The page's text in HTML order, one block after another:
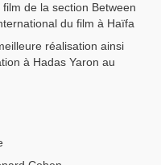
de la section Between
du film à Haïfa
réalisation ainsi
à Hadas Yaron au